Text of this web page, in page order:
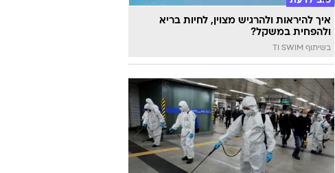
איך להיראות ולהרגיש מצוין, לחיות בריא
ולהפחית במשקל?
בשיתוף TI SWIM